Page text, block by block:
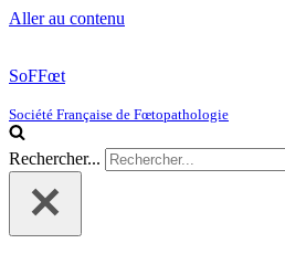
Aller au contenu
SoFFœt
Société Française de Fœtopathologie
Rechercher...